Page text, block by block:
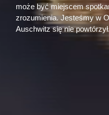
może być miejscem
zrozumienia. Jesteśmy w
Auschwitz się nie powtórzył.